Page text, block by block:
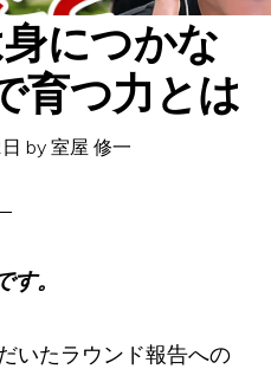
につかな
育つ力とは
by 室屋 修一
。
いたラウンド報告への